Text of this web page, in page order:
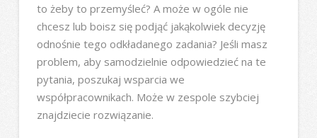
to żeby to przemyśleć? A może w ogóle nie
chcesz lub boisz się podjąć jakąkolwiek decyzję
odnośnie tego odkładanego zadania? Jeśli masz
problem, aby samodzielnie odpowiedzieć na te
pytania, poszukaj wsparcia we
współpracownikach. Może w zespole szybciej
znajdziecie rozwiązanie.